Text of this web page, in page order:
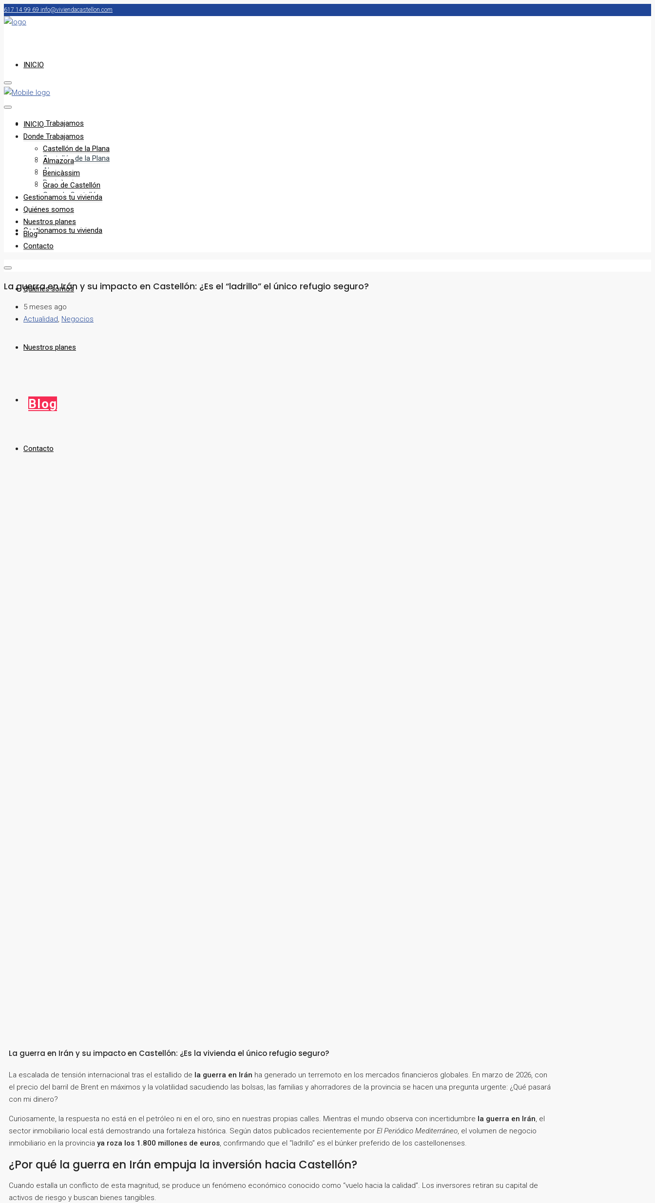
617 14 99 69 info@viviendacastellon.com
INICIO
Donde Trabajamos
Castellón de la Plana
Almazora
Benicàssim
Grao de Castellón
Gestionamos tu vivienda
Quiénes somos
Nuestros planes
Blog
Contacto
INICIO
Donde Trabajamos
Castellón de la Plana
Almazora
Benicàssim
Grao de Castellón
Gestionamos tu vivienda
Quiénes somos
Nuestros planes
Blog
Contacto
La guerra en Irán y su impacto en Castellón: ¿Es el “ladrillo” el único refugio seguro?
5 meses ago
Actualidad, Negocios
La guerra en Irán y su impacto en Castellón: ¿Es la vivienda el único refugio seguro?
La escalada de tensión internacional tras el estallido de la guerra en Irán ha generado un terremoto en los mercados financieros globales. En marzo de 2026, con
el precio del barril de Brent en máximos y la volatilidad sacudiendo las bolsas, las familias y ahorradores de la provincia se hacen una pregunta urgente: ¿Qué pasará
con mi dinero?
Curiosamente, la respuesta no está en el petróleo ni en el oro, sino en nuestras propias calles. Mientras el mundo observa con incertidumbre la guerra en Irán, el
sector inmobiliario local está demostrando una fortaleza histórica. Según datos publicados recientemente por El Periódico Mediterráneo, el volumen de negocio
inmobiliario en la provincia ya roza los 1.800 millones de euros, confirmando que el “ladrillo” es el búnker preferido de los castellonenses.
¿Por qué la guerra en Irán empuja la inversión hacia Castellón?
Cuando estalla un conflicto de esta magnitud, se produce un fenómeno económico conocido como “vuelo hacia la calidad”. Los inversores retiran su capital de
activos de riesgo y buscan bienes tangibles.